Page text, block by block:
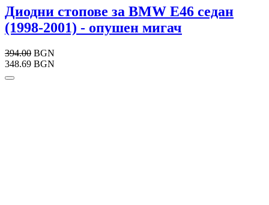
Диодни стопове за BMW E46 седан
(1998-2001) - опушен мигач
394.00 BGN
348.69 BGN